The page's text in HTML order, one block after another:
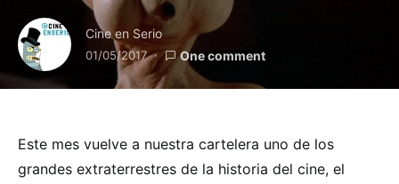
Cine en Serio
01/05/2017 One comment
Este mes vuelve a nuestra cartelera uno de los
grandes extraterrestres de la historia del cine, el